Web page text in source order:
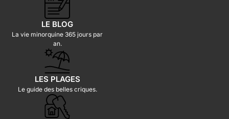
LE BLOG
La vie minorquine 365 jours par
an.
LES PLAGES
Le guide des belles criques.